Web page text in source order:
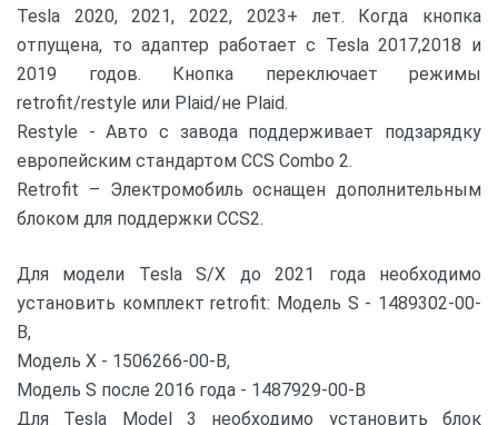
Tesla 2020, 2021, 2022, 2023+ лет. Когда кнопка
отпущена, то адаптер работает с Tesla 2017,2018 и
2019 годов. Кнопка переключает режимы
retrofit/restyle или Plaid/не Plaid.
Restyle - Авто с завода поддерживает подзарядку
европейским стандартом CCS Combo 2.
Retrofit – Электромобиль оснащен дополнительным
блоком для поддержки CCS2.
Для модели Tesla S/X до 2021 года необходимо
установить комплект retrofit: Модель S - 1489302-00-
B,
Модель X - 1506266-00-B,
Модель S после 2016 года - 1487929-00-B
Для Tesla Model 3 необходимо установить блок